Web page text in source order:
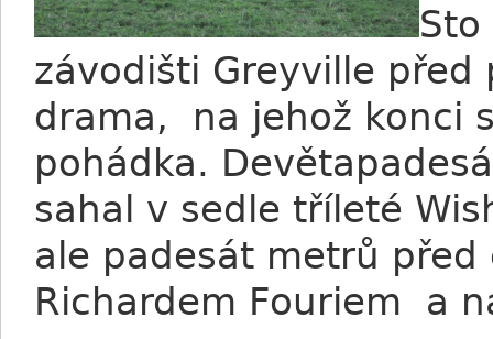
závodišti Greyville
drama, na jehož konci
pohádka.
sahal v sedle tříleté
ale padesát metrů
Richardem Fouriem a